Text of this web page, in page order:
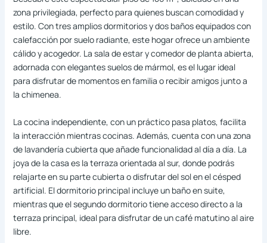
zona privilegiada, perfecto para quienes buscan comodidad y
estilo. Con tres amplios dormitorios y dos baños equipados con
calefacción por suelo radiante, este hogar ofrece un ambiente
cálido y acogedor. La sala de estar y comedor de planta abierta,
adornada con elegantes suelos de mármol, es el lugar ideal
para disfrutar de momentos en familia o recibir amigos junto a
la chimenea.
La cocina independiente, con un práctico pasa platos, facilita
la interacción mientras cocinas. Además, cuenta con una zona
de lavandería cubierta que añade funcionalidad al día a día. La
joya de la casa es la terraza orientada al sur, donde podrás
relajarte en su parte cubierta o disfrutar del sol en el césped
artificial. El dormitorio principal incluye un baño en suite,
mientras que el segundo dormitorio tiene acceso directo a la
terraza principal, ideal para disfrutar de un café matutino al aire
libre.